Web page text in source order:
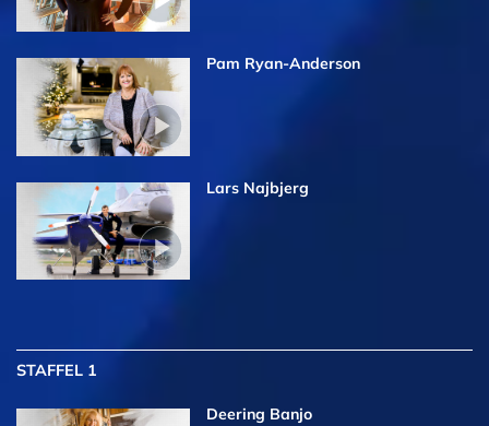
Pam Ryan-Anderson
Lars Najbjerg
STAFFEL 1
Deering Banjo